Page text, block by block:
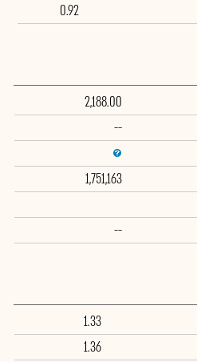
0.92
2,188.00
--
1,751,163
--
1.33
1.36